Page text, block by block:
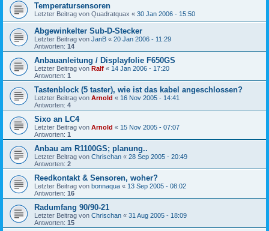
Temperatursensoren
Letzter Beitrag von Quadratquax « 30 Jan 2006 - 15:50
Abgewinkelter Sub-D-Stecker
Letzter Beitrag von JanB « 20 Jan 2006 - 11:29
Antworten: 14
Anbauanleitung / Displayfolie F650GS
Letzter Beitrag von Ralf « 14 Jan 2006 - 17:20
Antworten: 1
Tastenblock (5 taster), wie ist das kabel angeschlossen?
Letzter Beitrag von Arnold « 16 Nov 2005 - 14:41
Antworten: 4
Sixo an LC4
Letzter Beitrag von Arnold « 15 Nov 2005 - 07:07
Antworten: 1
Anbau am R1100GS; planung..
Letzter Beitrag von Chrischan « 28 Sep 2005 - 20:49
Antworten: 2
Reedkontakt & Sensoren, woher?
Letzter Beitrag von bonnaqua « 13 Sep 2005 - 08:02
Antworten: 16
Radumfang 90/90-21
Letzter Beitrag von Chrischan « 31 Aug 2005 - 18:09
Antworten: 15